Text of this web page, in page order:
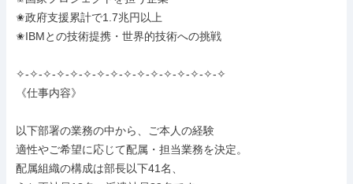
✬政府支援累計で1.7兆円以上
✬IBMとの技術提携・世界的技術への挑戦
✧-✧-✧-✧-✧-✧-✧-✧-✧-✧-✧-✧-✧-✧-✧-✧
《仕事内容》
以下部署の業務の中から、ご本人の経験
適性やご希望に応じて配属・担当業務を決定。
配属組織の構成は部長以下41名、